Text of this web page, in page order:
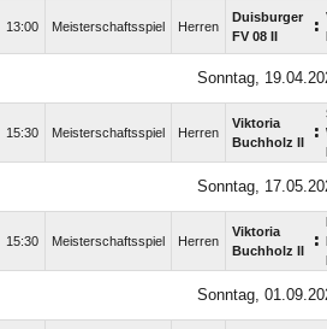
13:00 Meisterschaftsspiel Herren
Duisburger
FV 08 II
:
Sonntag,
15:30 Meisterschaftsspiel Herren
Viktoria
Buchholz II
:
Sonntag,
15:30 Meisterschaftsspiel Herren
Viktoria
Buchholz II
:
Sonntag,